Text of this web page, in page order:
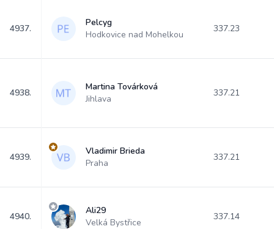
4937.
Pelcyg
Hodkovice nad Mohelkou
337.23
4938.
Martina Továrková
Jihlava
337.21
4939.
Vladimir Brieda
Praha
337.21
4940.
Ali29
Velká Bystřice
337.14